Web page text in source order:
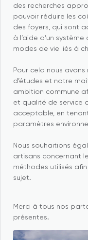
des recherches
pouvoir réduire les
des foyers, qui sont
à l’aide d’un
modes de vie liés à
Pour cela nous
d’études et notre
ambition commune
et qualité de service
acceptable, en
paramètres
Nous souhaitions
artisans concernant
méthodes utilisés
sujet.
Merci à tous nos
présentes.